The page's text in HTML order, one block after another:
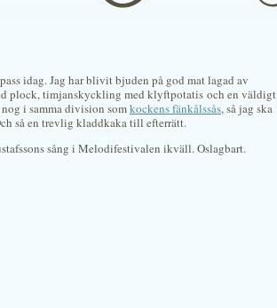
idag. Jag har blivit bjuden på god mat lagad av
plock, timjanskyckling med klyftpotatis och en väldigt
nog i samma division somkockens fänkålssås, så jag ska
så en trevlig kladdkaka till efterrätt.
sång i Melodifestivalen ikväll. Oslagbart.